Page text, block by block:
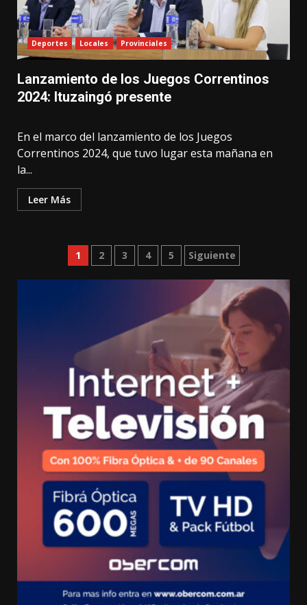
Deportes Locales Provinciales
Lanzamiento de los Juegos Correntinos
2024: Ituzaingó presente
En el marco del lanzamiento de los Juegos
Correntinos 2024, que tuvo lugar esta mañana en
la...
Leer Más
Paginación
de
1 2 3 4 5 Siguiente